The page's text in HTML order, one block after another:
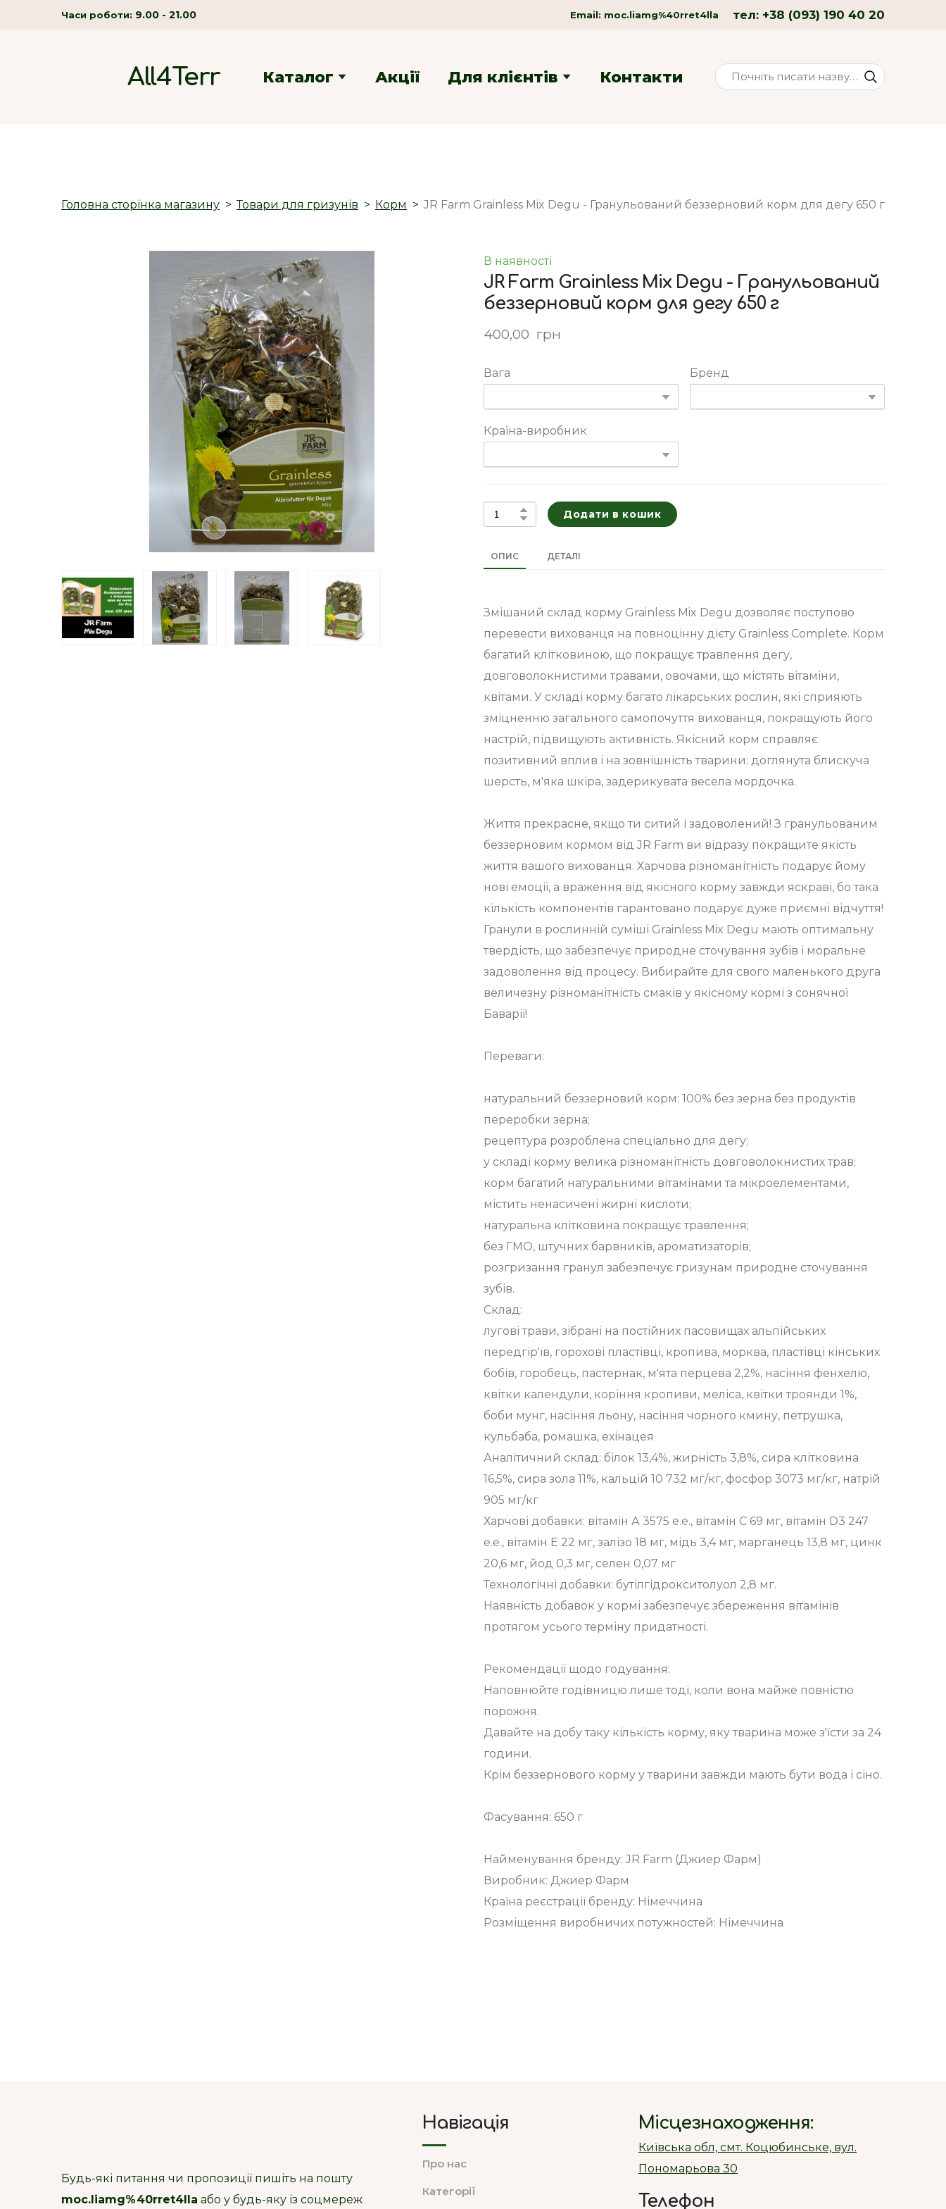
Часи роботи: 9.00 - 21.00 Email: moc.liamg%40rret4lla тел: +38 (093) 190 40 20
All4Terr Каталог Акції Для клієнтів Контакти
Головна сторінка магазину Товари для гризунів Корм JR Farm Grainless Mix Degu - Гранульований беззерновий корм для дегу 650 г
В наявності
JR Farm Grainless Mix Degu - Гранульований
беззерновий корм для дегу 650 г
400,00  грн
Вага Бренд
Країна-виробник
Додати в кошик
ОПИС ДЕТАЛІ
Змішаний склад корму Grainless Mix Degu дозволяє поступово
перевести вихованця на повноцінну дієту Grainless Complete. Корм
багатий клітковиною, що покращує травлення дегу,
довговолокнистими травами, овочами, що містять вітаміни,
квітами. У складі корму багато лікарських рослин, які сприяють
зміцненню загального самопочуття вихованця, покращують його
настрій, підвищують активність. Якісний корм справляє
позитивний вплив і на зовнішність тварини: доглянута блискуча
шерсть, м'яка шкіра, задерикувата весела мордочка.
Життя прекрасне, якщо ти ситий і задоволений! З гранульованим
беззерновим кормом від JR Farm ви відразу покращите якість
життя вашого вихованця. Харчова різноманітність подарує йому
нові емоції, а враження від якісного корму завжди яскраві, бо така
кількість компонентів гарантовано подарує дуже приємні відчуття!
Гранули в рослинній суміші Grainless Mix Degu мають оптимальну
твердість, що забезпечує природне сточування зубів і моральне
задоволення від процесу. Вибирайте для свого маленького друга
величезну різноманітність смаків у якісному кормі з сонячної
Баварії!
Переваги:
натуральний беззерновий корм: 100% без зерна без продуктів
переробки зерна;
рецептура розроблена спеціально для дегу;
у складі корму велика різноманітність довговолокнистих трав;
корм багатий натуральними вітамінами та мікроелементами,
містить ненасичені жирні кислоти;
натуральна клітковина покращує травлення;
без ГМО, штучних барвників, ароматизаторів;
розгризання гранул забезпечує гризунам природне сточування
зубів.
Склад:
лугові трави, зібрані на постійних пасовищах альпійських
передгір'їв, горохові пластівці, кропива, морква, пластівці кінських
бобів, горобець, пастернак, м'ята перцева 2,2%, насіння фенхелю,
квітки календули, коріння кропиви, меліса, квітки троянди 1%,
боби мунг, насіння льону, насіння чорного кмину, петрушка,
кульбаба, ромашка, ехінацея
Аналітичний склад: білок 13,4%, жирність 3,8%, сира клітковина
16,5%, сира зола 11%, кальцій 10 732 мг/кг, фосфор 3073 мг/кг, натрій
905 мг/кг
Харчові добавки: вітамін А 3575 е.е., вітамін С 69 мг, вітамін D3 247
е.е., вітамін Е 22 мг, залізо 18 мг, мідь 3,4 мг, марганець 13,8 мг, цинк
20,6 мг, йод 0,3 мг, селен 0,07 мг
Технологічні добавки: бутілгідрокситолуол 2,8 мг.
Наявність добавок у кормі забезпечує збереження вітамінів
протягом усього терміну придатності.
Рекомендації щодо годування:
Наповнюйте годівницю лише тоді, коли вона майже повністю
порожня.
Давайте на добу таку кількість корму, яку тварина може з'їсти за 24
години.
Крім беззернового корму у тварини завжди мають бути вода і сіно.
Фасування: 650 г
Найменування бренду: JR Farm (Джиер Фарм)
Виробник: Джиер Фарм
Країна реєстрації бренду: Німеччина
Розміщення виробничих потужностей: Німеччина
Будь-які питання чи пропозиції пишіть на пошту
moc.liamg%40rret4lla або у будь-яку із соцмереж
Навігація
Про нас
Категорії
Місцезнаходження:
Київська обл, смт. Коцюбинське, вул.
Пономарьова 30
Телефон